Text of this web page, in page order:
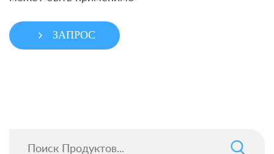
ЗАПРОС